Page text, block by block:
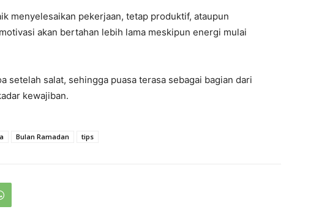
menyelesaikan pekerjaan, tetap produktif, ataupun
akan bertahan lebih lama meskipun energi mulai
setelah salat, sehingga puasa terasa sebagai bagian dari
kewajiban.
Bulan Ramadan tips